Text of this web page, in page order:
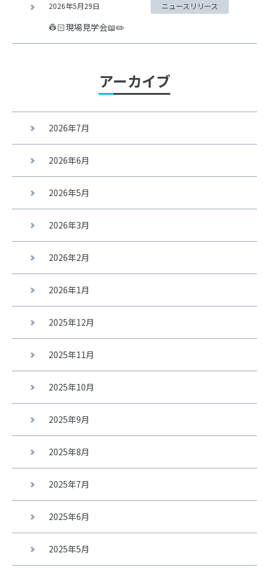
2026年5月29日 ニュースリリース
👷🏻現場見学会📖✏️
アーカイブ
2026年7月
2026年6月
2026年5月
2026年3月
2026年2月
2026年1月
2025年12月
2025年11月
2025年10月
2025年9月
2025年8月
2025年7月
2025年6月
2025年5月